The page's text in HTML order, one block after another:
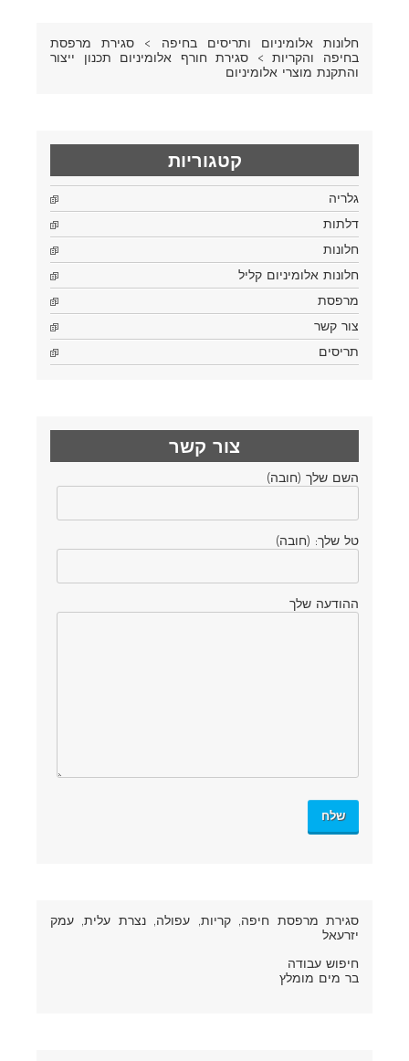
חלונות אלומיניום ותריסים בחיפה > סגירת מרפסת
בחיפה והקריות> סגירת חורף אלומיניום תכנון ייצור
והתקנת מוצרי אלומיניום
קטגוריות
גלריה
דלתות
חלונות
חלונות אלומיניום קליל
מרפסת
צור קשר
תריסים
צור קשר
השם שלך (חובה)
טל שלך: (חובה)
ההודעה שלך
סגירת מרפסת חיפה, קריות, עפולה, נצרת עלית, עמק
יזרעאל
חיפוש עבודה
בר מים מומלץ